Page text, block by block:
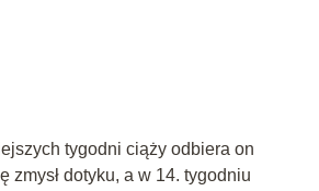
tygodni ciąży odbiera on
zmysł dotyku, a w 14. tygodniu